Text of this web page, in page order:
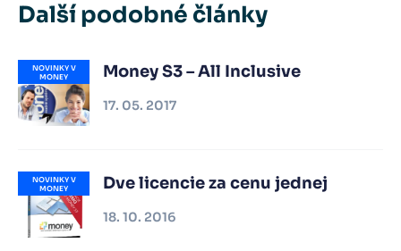
Další podobné články
NOVINKY V
MONEY
Money S3 – All Inclusive
17. 05. 2017
NOVINKY V
MONEY
Dve licencie za cenu jednej
18. 10. 2016